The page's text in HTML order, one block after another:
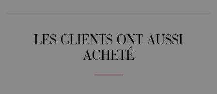
LES CLIENTS ONT AUSSI
ACHETÉ